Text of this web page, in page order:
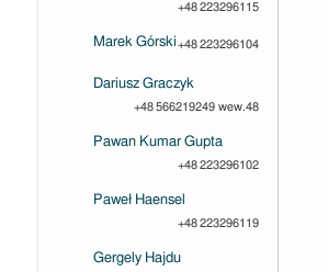
+48 223296115
Marek Górski+48 223296104
Dariusz Graczyk
+48 566219249 wew.48
Pawan Kumar Gupta
+48 223296102
Paweł Haensel
+48 223296119
Gergely Hajdu